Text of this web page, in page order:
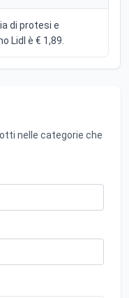
di protesi e
Lidl è € 1,89.
nelle categorie che